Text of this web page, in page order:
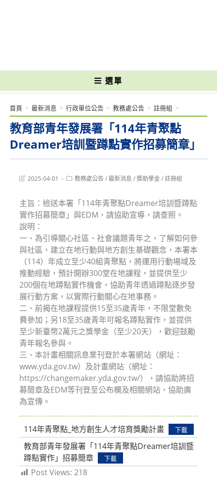
選單
教育部青年發展署「114年青聚點
Dreamer培訓暨蹲點實作招募簡章」
首頁 > 最新消息 > 行政單位公告 > 教務處公告 > 註冊組 >
Post2025-04-01
Post教務處公告/最新消息 /獎助學金/註冊組
主旨：檢送本署「114年青聚點Dreamer培訓暨蹲點
實作招募簡章」與EDM，請協助宣導，請查照。
說明：
一、為引導關心社區、社會議題青年之，了解如何參
與社區，建立在地行動與地方創生基礎觀念，本署本
（114）年成立至少40組青聚點，將運用行動場域及
推動經驗，預計開辦300堂在地課程，並提供至少
200個在地蹲點實作機會，協助青年透過蹲點逐步發
展行動方案，以實際行動關心在地事務。
二、前揭在地課程提供15至35歲青年，不限堂數免
費參加；另18至35歲青年可報名蹲點實作，並提供
至少新臺幣2萬元之獎學金（至少20天），歡迎鼓勵
青年報名參與。
三、本計畫相關訊息業刊登於本署網站（網址：
www.yda.gov.tw）及計畫網站（網址：
https://changemaker.yda.gov.tw/），請協助將招
募簡章及EDM等刊登至公布欄及相關網站，協助廣
為宣傳。
114年青聚點_地方創生人才培育獎勵計畫 下載
教育部青年發展署「114年青聚點Dreamer培訓暨
蹲點實作」招募簡章
下載
Post Views: 218